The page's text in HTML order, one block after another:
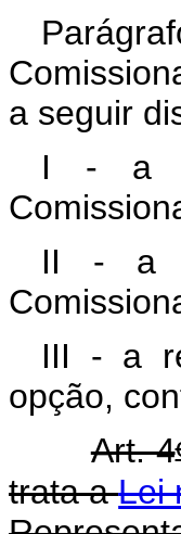
a seguir
I - a
II - a
III - a
opção,
Art. 4
trata aLei